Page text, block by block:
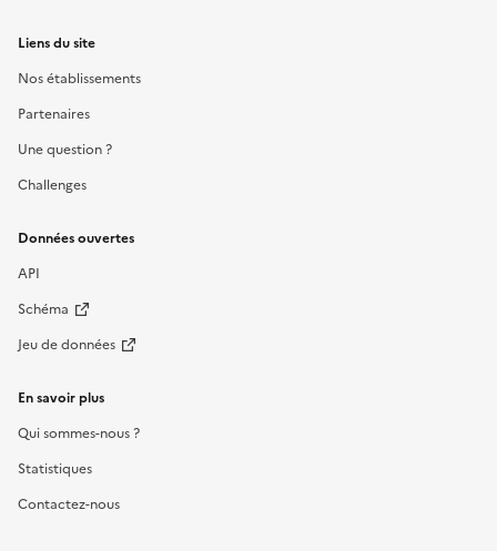
Liens du site
Nos établissements
Partenaires
Une question ?
Challenges
Données ouvertes
API
Schéma
Jeu de données
En savoir plus
Qui sommes-nous ?
Statistiques
Contactez-nous